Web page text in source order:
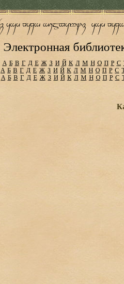
Электронная
А Б В Г Д Е Ж З И Й К Л М Н О П Р С
А Б В Г Д Е Ж З И Й К Л М Н О П Р С
А Б В Г Д Е Ж З И Й К Л М Н О П Р С